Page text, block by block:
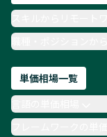
職種・ポジションか
単価相場一覧